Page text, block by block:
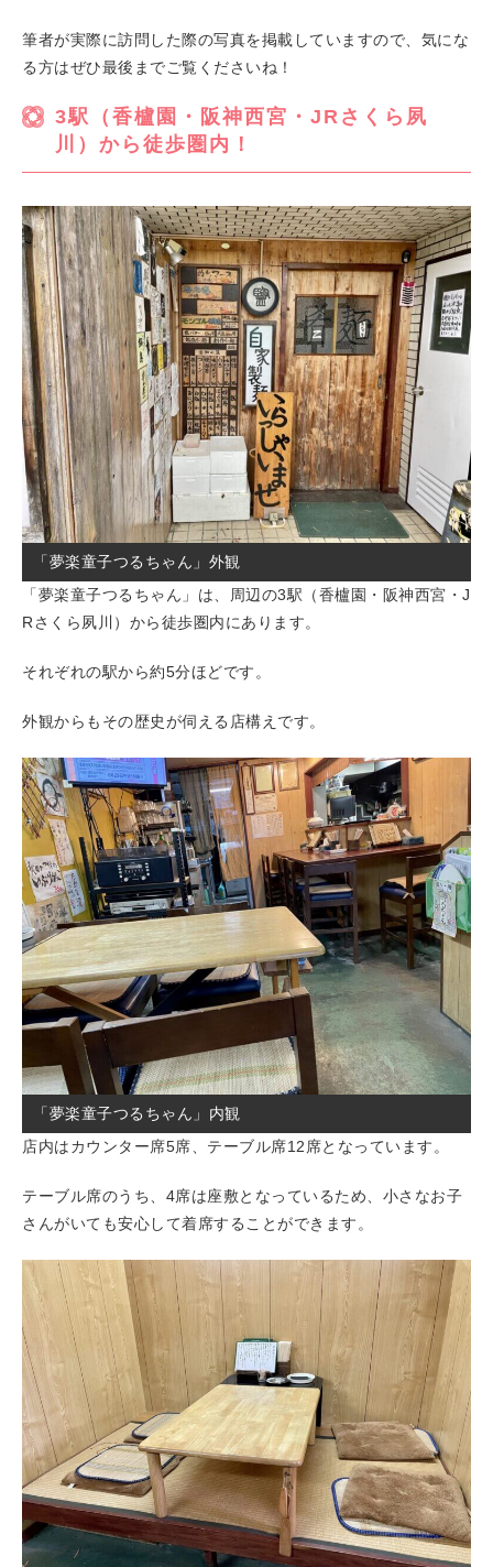
筆者が実際に訪問した際の写真を掲載していますので、気にな
る方はぜひ最後までご覧くださいね！
3駅（香櫨園・阪神西宮・JRさくら夙
川）から徒歩圏内！
「夢楽童子つるちゃん」外観
「夢楽童子つるちゃん」は、周辺の3駅（香櫨園・阪神西宮・J
Rさくら夙川）から徒歩圏内にあります。
それぞれの駅から約5分ほどです。
外観からもその歴史が伺える店構えです。
「夢楽童子つるちゃん」内観
店内はカウンター席5席、テーブル席12席となっています。
テーブル席のうち、4席は座敷となっているため、小さなお子
さんがいても安心して着席することができます。